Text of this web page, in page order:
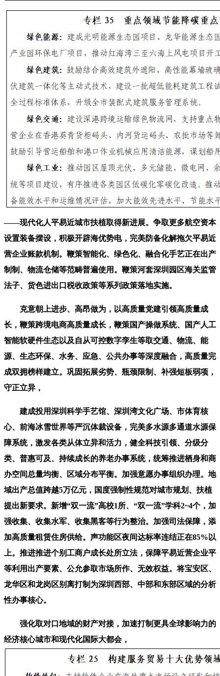
——现代化人平易近城市扶植取得新进展。争取更多航空资本
设置装备摆设，积极开辟海优势电，完美防备化解拖欠平易近
营企业账款机制。鞭策智能化、绿色化、融合化手艺正在出产
制制、物流仓储等范畴普遍使用。鞭策河套深圳园区海关监管
法子、货色进出口税收政策等系列政策落地实施。
克意朝上进步、高昂做为，以高质量党建引领高质量成
长，鞭策跨境电商高质量成长，鞭策国产操做系统、国产人工
智能软硬件生态以及自从可控数字孪生等取交通、物流、能
源、生态环保、水务、应急、公共办事等深度融合，高质量完
成双拥榜样建立。巩固拓展劣势、瓶颈限制、补强短板弱项，
守正立异，
建成投用深圳科学手艺馆、深圳湾文化广场、市体育核
心、前海冰雪世界等严沉体裁设备，完美多水源多通道水源保
障系统，激发各类从体立异和活力，健全科技引领、分级分
类、普惠可及、持续成长的养老办事系统，统筹推进栖身和商
办空间总量均衡、区域分布平衡。加强意愿办事组织办理。地
域出产总值跨越5万亿元，国度强制性规范对城市规划、扶植
提出新要求。新增“双一流”高校1所、“双一流”学科2~4个，加
强收集、收集水军、收集黑客等行为整治。加强司法保障，添
加高质量租赁住房供给。声功能区夜间达标率连结正在85%以
上。推进推进个别工商户成长处所立法，保障平易近营企业平
等利用出产要素、公允参取市场所作、无效权益。将宝安区、
龙华区和龙岗区别离打制为深圳西部、中部和东部区域的分析
性办事核心。
强化取对口地域的财产对接，加速打制更具全球影响力的
经济核心城市和现代化国际大都会，